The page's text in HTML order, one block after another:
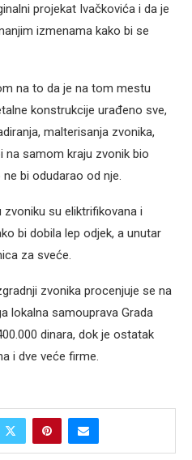
projekat Ivačkovića i da je
izmenama kako bi se
na to da je na tom mestu
konstrukcije urađeno sve,
malterisanja zvonika,
na samom kraju zvonik bio
bi odudarao od nje.
su eliktrifikovana i
bi dobila lep odjek, a unutar
za sveće.
zvonika procenjuje se na
lokalna samouprava Grada
dinara, dok je ostatak
i dve veće firme.